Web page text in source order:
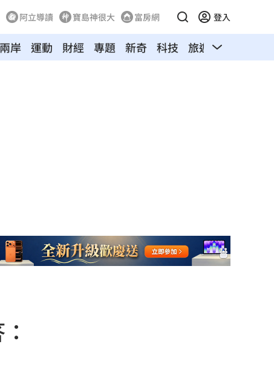
阿立導讀 寶島神很大 富房網 登入
兩岸 運動 財經 專題 新奇 科技 旅遊 汽車